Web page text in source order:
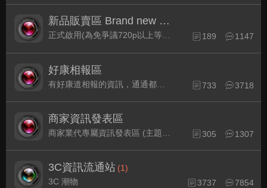
新品販賣區 Brand new Plaza
正式啟用(為免爭議720p以上等級發表限定) 189 1147
好康相報區
733 3718
商家資訊發表區
305 1307
3C資訊流通站 (1)
3C 潮物
3737 7854